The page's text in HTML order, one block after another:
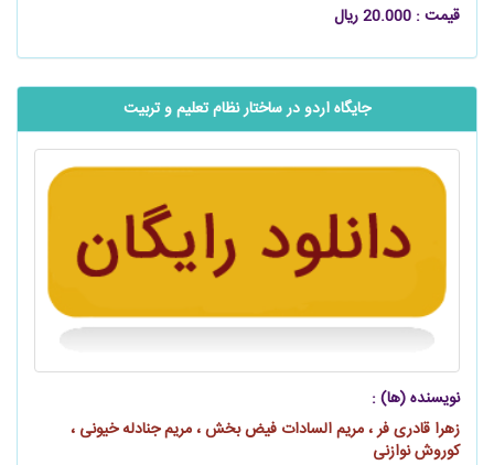
قیمت : 20.000 ریال
جایگاه اردو در ساختار نظام تعلیم و تربیت
نویسنده (ها) :
زهرا قادری‌ فر ، مریم السادات فیض‌ بخش ، مریم جنادله خیونی ،
کوروش نوازنی